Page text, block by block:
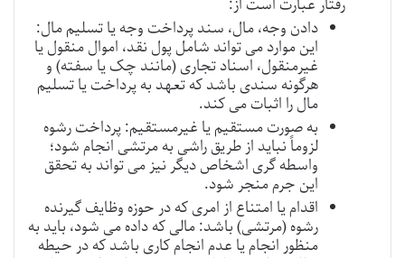
دادن وجه، مال، سند پرداخت وجه یا تسلیم مال:
این موارد می تواند شامل پول نقد، اموال منقول یا
غیرمنقول، اسناد تجاری (مانند چک یا سفته) و
هرگونه سندی باشد که تعهد به پرداخت یا تسلیم
مال را اثبات می کند.
به صورت مستقیم یا غیرمستقیم: پرداخت رشوه
لزوماً نباید از طریق راشی به مرتشی انجام شود؛
واسطه گری اشخاص دیگر نیز می تواند به تحقق
این جرم منجر شود.
اقدام یا امتناع از امری که در حوزه وظایف گیرنده
رشوه (مرتشی) باشد: مالی که داده می شود، باید به
منظور انجام یا عدم انجام کاری باشد که در حیطه